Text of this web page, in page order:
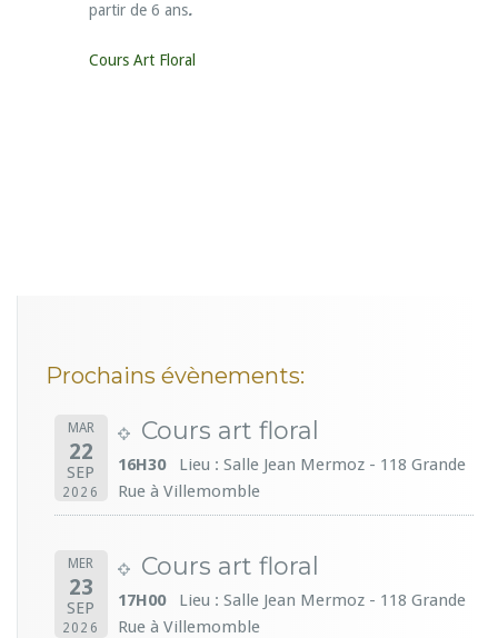
partir de 6 ans.
Cours Art Floral
Prochains évènements:
MAR
22
SEP
2026
Cours art floral
16H30
Lieu : Salle Jean Mermoz - 118 Grande
Rue à Villemomble
MER
23
SEP
2026
Cours art floral
17H00
Lieu : Salle Jean Mermoz - 118 Grande
Rue à Villemomble